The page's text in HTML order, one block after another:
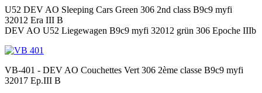
U52 DEV AO Sleeping Cars Green 306 2nd class B9c9 myfi
32012 Era III B
DEV AO U52 Liegewagen B9c9 myfi 32012 grün 306 Epoche IIIb
VB-401 - DEV AO Couchettes Vert 306 2ème classe B9c9 myfi
32017 Ep.III B